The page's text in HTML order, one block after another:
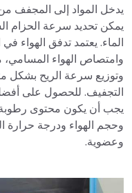
يدخل المواد إلى المجفف
يمكن تحديد سرعة الحزام
الماء. يعتمد تدفق
وامتصاص الهواء
وتوزيع سرعة الريح بشكل
التجفيف. للحصول على أفضل
يجب أن يكون محتوى رطوبة
وحجم الهواء ودرجة حرارة
وعضوية.